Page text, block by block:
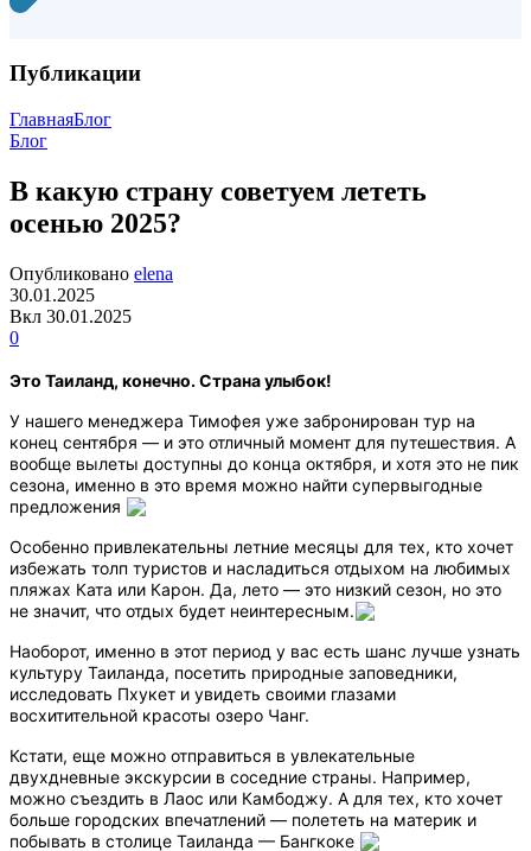
Публикации
ГлавнаяБлог
Блог
В какую страну советуем лететь
осенью 2025?
Опубликовано elena
30.01.2025
Вкл 30.01.2025
0
Это Таиланд, конечно. Страна улыбок!
У нашего менеджера Тимофея уже забронирован тур на
конец сентября — и это отличный момент для путешествия. А
вообще вылеты доступны до конца октября, и хотя это не пик
сезона, именно в это время можно найти супервыгодные
предложения
Особенно привлекательны летние месяцы для тех, кто хочет
избежать толп туристов и насладиться отдыхом на любимых
пляжах Ката или Карон. Да, лето — это низкий сезон, но это
не значит, что отдых будет неинтересным.
Наоборот, именно в этот период у вас есть шанс лучше узнать
культуру Таиланда, посетить природные заповедники,
исследовать Пхукет и увидеть своими глазами
восхитительной красоты озеро Чанг.
Кстати, еще можно отправиться в увлекательные
двухдневные экскурсии в соседние страны. Например,
можно съездить в Лаос или Камбоджу. А для тех, кто хочет
больше городских впечатлений — полететь на материк и
побывать в столице Таиланда — Бангкоке